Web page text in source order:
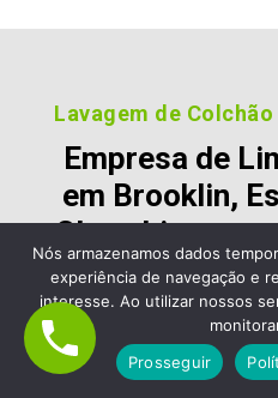
Lavagem de
Empresa de
em Brooklin,
Clean Limpeza
Nossos clientes são fiéis
serviços e nos
Nós armazenamos dados
experiência de navegação e
interesse. Ao utilizar nossos
Prosseguir